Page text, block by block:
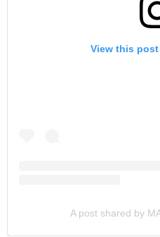
View this
A post shared by